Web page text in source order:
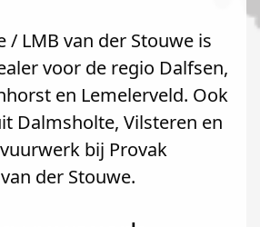
/ LMB van der Stouwe is
voor de regio Dalfsen,
en Lemelerveld. Ook
Dalmsholte, Vilsteren en
bij Provak
der Stouwe.